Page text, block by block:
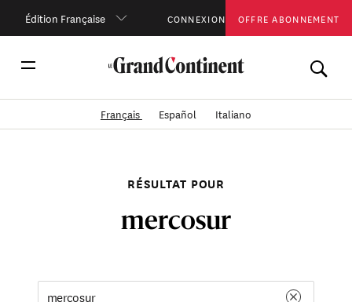
Édition Française CONNEXION OFFRE ABONNEMENT
Français Español Italiano
RÉSULTAT POUR
mercosur